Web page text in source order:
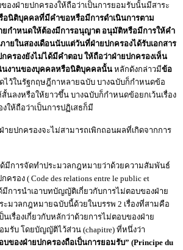
งฝ่ายปกครองให้ถือว่าเป็นการยอมรับนั้นมีสาระ
นิติบุคคลที่มีคำขอหรือมีการดำเนินการตาม
ยกำหนดให้ต้องมีการอนุญาต อนุมัติหรือมีการให้คำ
ายในสองเดือนนับแต่วันที่ฝ่ายปกครองได้รับเอกสาร
ครองยังไม่ได้มีคำตอบ ให้ถือว่าฝ่ายปกครองเห็น
นงานของบุคคลหรือนิติบุคคลนั้น หลักดังกล่าวมีข้อ
ว้ในรัฐกฤษฎีกาหลายฉบับ บางฉบับก็กำหนดข้อ
สั้นลงหรือให้ยาวขึ้น บางฉบับก็กำหนดข้อยกเว้นเรื่อง
ให้ถือว่าเป็นการปฏิเสธก็มี
ปกครองจะไม่สามารถเพิกถอนผลที่เกิดจากการ
การจัดทำประมวลกฎหมายว่าด้วยความสัมพันธ์
รอง ( Code des relations entre le public et
มีการนำเอาบทบัญญัติเกี่ยวกับการไม่ตอบของฝ่าย
ะมวลกฎหมายฉบับนี้ด้วยในบรรพ 2 เรื่องที่สามคือ
นเรื่องเกี่ยวกับหลักว่าด้วยการไม่ตอบของฝ่าย
มรับ โดยบัญญัติไว้ส่วน (chapitre) ที่หนึ่งว่า
ของฝ่ายปกครองถือเป็นการยอมรับ” (Principe du